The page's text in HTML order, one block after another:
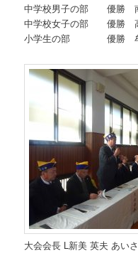
中学校男子の部 優
中学校女子の部 優
小学生の部 優勝 牟
大会会長 L新美 英夫 あい